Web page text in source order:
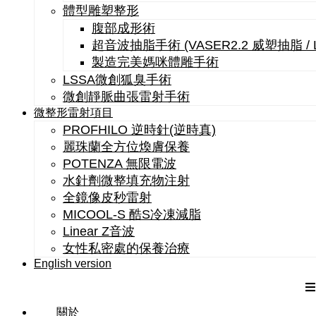
體型雕塑整形
腹部成形術
超音波抽脂手術 (VASER2.2 威塑抽脂 /
製造完美媽咪體雕手術
LSSA微創狐臭手術
微創靜脈曲張雷射手術
微整形雷射項目
PROFHILO 逆時針(逆時真)
麗珠蘭全方位煥膚保養
POTENZA 無限電波
水針劑微整填充物注射
全鏡像皮秒雷射
MICOOL-S 酷S冷凍減脂
Linear Z音波
女性私密處的保養治療
English version
關於